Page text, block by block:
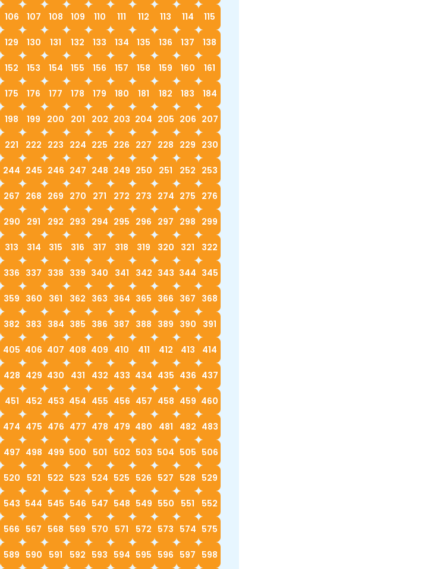
106 107 108 109 110 111 112 113 114 115
129 130 131 132 133 134 135 136 137 138
152 153 154 155 156 157 158 159 160 161
175 176 177 178 179 180 181 182 183 184
198 199 200 201 202 203 204 205 206 207
221 222 223 224 225 226 227 228 229 230
244 245 246 247 248 249 250 251 252 253
267 268 269 270 271 272 273 274 275 276
290 291 292 293 294 295 296 297 298 299
313 314 315 316 317 318 319 320 321 322
336 337 338 339 340 341 342 343 344 345
359 360 361 362 363 364 365 366 367 368
382 383 384 385 386 387 388 389 390 391
405 406 407 408 409 410 411 412 413 414
428 429 430 431 432 433 434 435 436 437
451 452 453 454 455 456 457 458 459 460
474 475 476 477 478 479 480 481 482 483
497 498 499 500 501 502 503 504 505 506
520 521 522 523 524 525 526 527 528 529
543 544 545 546 547 548 549 550 551 552
566 567 568 569 570 571 572 573 574 575
589 590 591 592 593 594 595 596 597 598